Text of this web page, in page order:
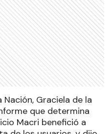
Graciela de la
que determina
Macri benefició a